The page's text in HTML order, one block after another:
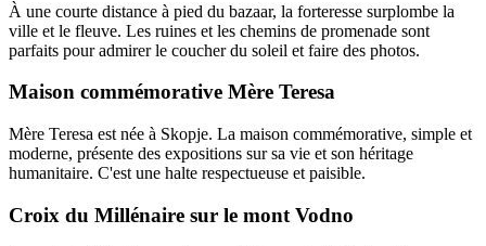
À une courte distance à pied du bazaar, la forteresse surplombe la
ville et le fleuve. Les ruines et les chemins de promenade sont
parfaits pour admirer le coucher du soleil et faire des photos.
Maison commémorative Mère Teresa
Mère Teresa est née à Skopje. La maison commémorative, simple et
moderne, présente des expositions sur sa vie et son héritage
humanitaire. C'est une halte respectueuse et paisible.
Croix du Millénaire sur le mont Vodno